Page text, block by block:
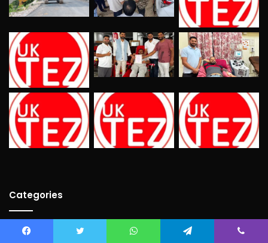
Categories
Bollywood